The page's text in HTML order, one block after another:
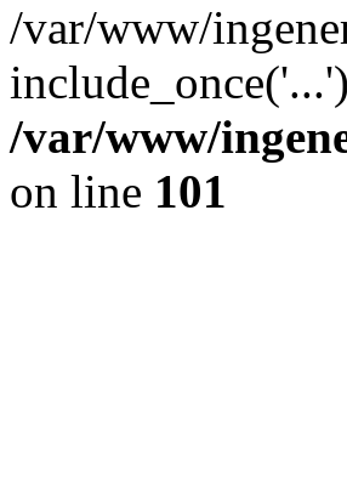
/var/www/
/var/www/
on line 101